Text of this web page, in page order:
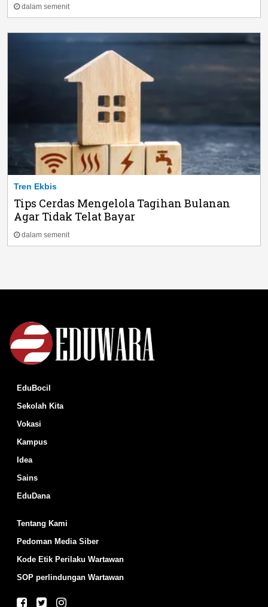
dalam semenit
Tren Ekbis
Tips Cerdas Mengelola Tagihan Bulanan
Agar Tidak Telat Bayar
dalam semenit
EduBocil
Sekolah Kita
Vokasi
Kampus
Idea
Sains
EduDana
Tentang Kami
Pedoman Media Siber
Kode Etik Perilaku Wartawan
SOP perlindungan Wartawan